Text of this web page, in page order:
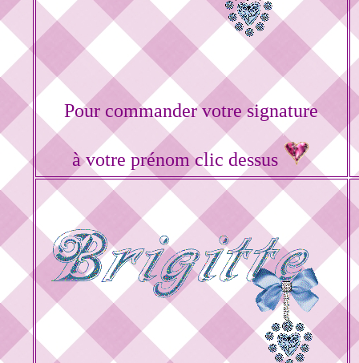
Pour commander votre signature
à votre prénom clic dessus